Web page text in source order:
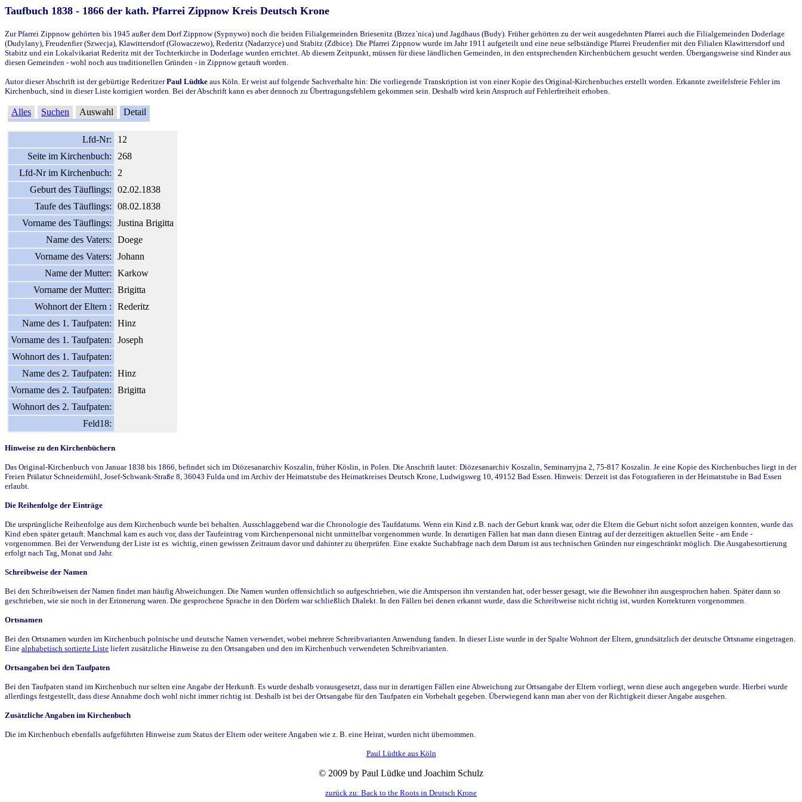
Taufbuch 1838 - 1866 der kath. Pfarrei Zippnow Kreis Deutsch Krone
Zur Pfarrei Zippnow gehörten bis 1945 außer dem Dorf Zippnow (Sypnywo) noch die beiden Filialgemeinden Briesenitz (Brzez`nica) und Jagdhaus (Budy). Früher gehörten zu der weit ausgedehnten Pfarrei auch die Filialgemeinden Doderlage
(Dudylany), Freudenfier (Szwecja), Klawittersdorf (Glowaczewo), Rederitz (Nadarzyce) und Stabitz (Zdbice). Die Pfarrei Zippnow wurde im Jahr 1911 aufgeteilt und eine neue selbständige Pfarrei Freudenfier mit den Filialen Klawittersdorf und
Stabitz und ein Lokalvikariat Rederitz mit der Tochterkirche in Doderlage wurden errichtet. Ab diesem Zeitpunkt, müssen für diese ländlichen Gemeinden, in den entsprechenden Kirchenbüchern gesucht werden. Übergangsweise sind Kinder aus
diesen Gemeinden - wohl noch aus traditionellen Gründen - in Zippnow getauft worden.
Autor dieser Abschrift ist der gebürtige RederitzerPaul Lüdtke aus Köln. Er weist auf folgende Sachverhalte hin: Die vorliegende Transkription ist von einer Kopie des Original-Kirchenbuches erstellt worden. Erkannte zweifelsfreie Fehler im
Kirchenbuch, sind in dieser Liste korrigiert worden. Bei der Abschrift kann es aber dennoch zu Übertragungsfehlern gekommen sein. Deshalb wird kein Anspruch auf Fehlerfreiheit erhoben.
Alles Suchen Auswahl Detail
Lfd-Nr:
12
Seite im Kirchenbuch:
268
Lfd-Nr im Kirchenbuch:
2
Geburt des Täuflings:
02.02.1838
Taufe des Täuflings:
08.02.1838
Vorname des Täuflings:
Justina Brigitta
Name des Vaters:
Doege
Vorname des Vaters:
Johann
Name der Mutter:
Karkow
Vorname der Mutter:
Brigitta
Wohnort der Eltern :
Rederitz
Name des 1. Taufpaten:
Hinz
Vorname des 1. Taufpaten:
Joseph
Wohnort des 1. Taufpaten:
Name des 2. Taufpaten:
Hinz
Vorname des 2. Taufpaten:
Brigitta
Wohnort des 2. Taufpaten:
Feld18:
Hinweise zu den Kirchenbüchern
Das Original-Kirchenbuch von Januar 1838 bis 1866, befindet sich im Diözesanarchiv Koszalin, früher Köslin, in Polen. Die Anschrift lautet: Diözesanarchiv Koszalin, Seminarryjna 2, 75-817 Koszalin. Je eine Kopie des Kirchenbuches liegt in der
Freien Prälatur Schneidemühl, Josef-Schwank-Straße 8, 36043 Fulda und im Archiv der Heimatstube des Heimatkreises Deutsch Krone, Ludwigsweg 10, 49152 Bad Essen. Hinweis: Derzeit ist das Fotografieren in der Heimatstube in Bad Essen
erlaubt.
Die Reihenfolge der Einträge
Die ursprüngliche Reihenfolge aus dem Kirchenbuch wurde bei behalten. Ausschlaggebend war die Chronologie des Taufdatums. Wenn ein Kind z.B. nach der Geburt krank war, oder die Eltern die Geburt nicht sofort anzeigen konnten, wurde das
Kind eben später getauft. Manchmal kam es auch vor, dass der Taufeintrag vom Kirchenpersonal nicht unmittelbar vorgenommen wurde. In derartigen Fällen hat man dann diesen Eintrag auf der derzeitigen aktuellen Seite - am Ende -
vorgenommen. Bei der Verwendung der Liste ist es wichtig, einen gewissen Zeitraum davor und dahinter zu überprüfen. Eine exakte Suchabfrage nach dem Datum ist aus technischen Gründen nur eingeschränkt möglich. Die Ausgabesortierung
erfolgt nach Tag, Monat und Jahr.
Schreibweise der Namen
Bei den Schreibweisen der Namen findet man häufig Abweichungen. Die Namen wurden offensichtlich so aufgeschrieben, wie die Amtsperson ihn verstanden hat, oder besser gesagt, wie die Bewohner ihn ausgesprochen haben. Später dann so
geschrieben, wie sie noch in der Erinnerung waren. Die gesprochene Sprache in den Dörfern war schließlich Dialekt. In den Fällen bei denen erkannt wurde, dass die Schreibweise nicht richtig ist, wurden Korrekturen vorgenommen.
Ortsnamen
Bei den Ortsnamen wurden im Kirchenbuch polnische und deutsche Namen verwendet, wobei mehrere Schreibvarianten Anwendung fanden. In dieser Liste wurde in der Spalte Wohnort der Eltern, grundsätzlich der deutsche Ortsname eingetragen.
Eine alphabetisch sortierte Liste liefert zusätzliche Hinweise zu den Ortsangaben und den im Kirchenbuch verwendeten Schreibvarianten.
Ortsangaben bei den Taufpaten
Bei den Taufpaten stand im Kirchenbuch nur selten eine Angabe der Herkunft. Es wurde deshalb vorausgesetzt, dass nur in derartigen Fällen eine Abweichung zur Ortsangabe der Eltern vorliegt, wenn diese auch angegeben wurde. Hierbei wurde
allerdings festgestellt, dass diese Annahme doch wohl nicht immer richtig ist. Deshalb ist bei der Ortsangabe für den Taufpaten ein Vorbehalt gegeben. Überwiegend kann man aber von der Richtigkeit dieser Angabe ausgehen.
Zusätzliche Angaben im Kirchenbuch
Die im Kirchenbuch ebenfalls aufgeführten Hinweise zum Status der Eltern oder weitere Angaben wie z. B. eine Heirat, wurden nicht übernommen.
Paul Lüdtke aus Köln
© 2009 by Paul Lüdke und Joachim Schulz
zurück zu: Back to the Roots in Deutsch Krone